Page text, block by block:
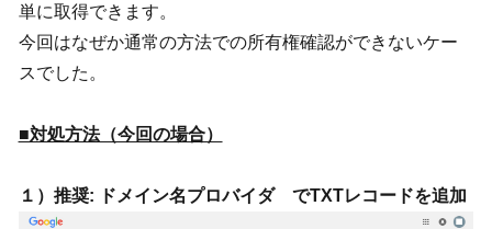
単に取得できます。
今回はなぜか通常の方法での所有権確認ができないケー
スでした。
■対処方法（今回の場合）
１）推奨: ドメイン名プロバイダ でTXTレコードを追加